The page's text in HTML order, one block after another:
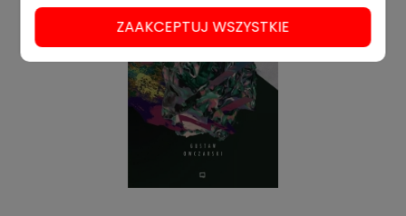
ZAAKCEPTUJ WSZYSTKIE